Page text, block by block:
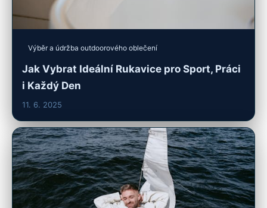
Výběr a údržba outdoorového oblečení
Jak Vybrat Ideální Rukavice pro Sport, Práci
i Každý Den
11. 6. 2025